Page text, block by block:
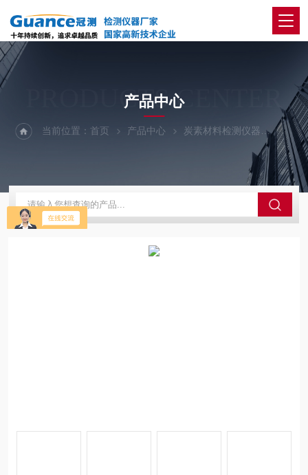
PRODUCTS CENTER
产品中心
当前位置：首页 产品中心 炭素材料检测仪器 颠转仪